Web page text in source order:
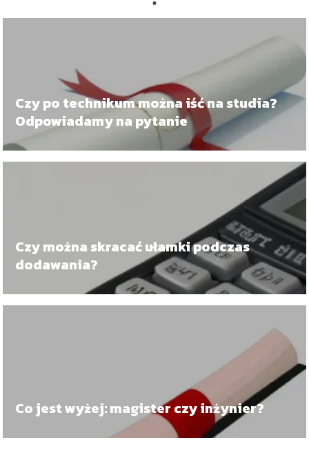
Czy po technikum można iść na studia?
Odpowiadamy na pytanie
Czy można skracać ułamki podczas
dodawania?
Co jest wyżej: magister czy inżynier?